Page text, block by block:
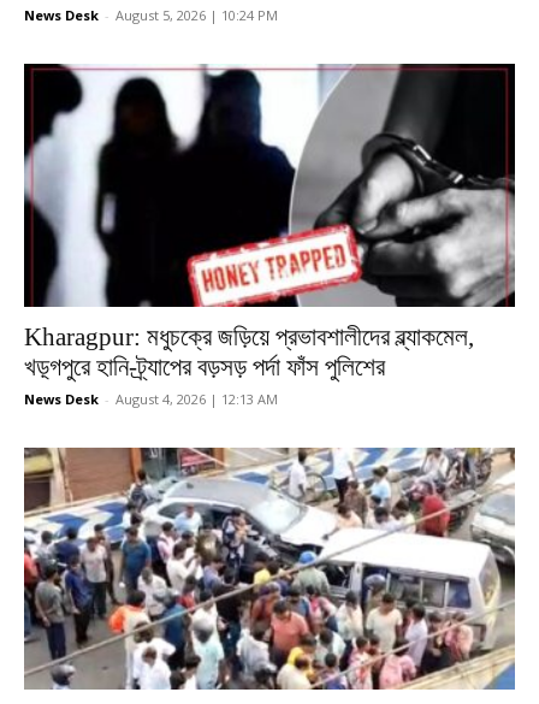
News Desk - August 5, 2026 | 10:24 PM
Kharagpur: মধুচক্রে জড়িয়ে প্রভাবশালীদের ব্ল্যাকমেল,
খড়্গপুরে হানি-ট্র্যাপের বড়সড় পর্দা ফাঁস পুলিশের
News Desk - August 4, 2026 | 12:13 AM